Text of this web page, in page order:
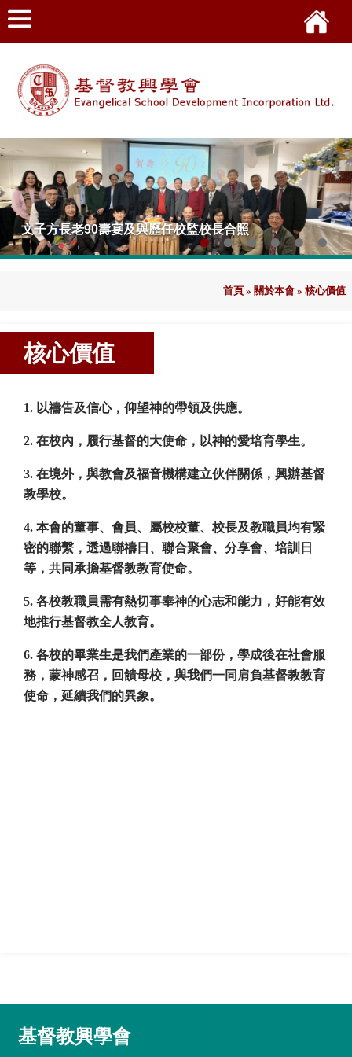
首頁 » 關於本會 » 核心價值
核心價值
1. 以禱告及信心，仰望神的帶領及供應。
2. 在校內，履行基督的大使命，以神的愛培育學生。
3. 在境外，與教會及福音機構建立伙伴關係，興辦基督
教學校。
4. 本會的董事、會員、屬校校董、校長及教職員均有緊
密的聯繫，透過聯禱日、聯合聚會、分享會、培訓日
等，共同承擔基督教教育使命。
5. 各校教職員需有熱切事奉神的心志和能力，好能有效
地推行基督教全人教育。
6. 各校的畢業生是我們產業的一部份，學成後在社會服
務，蒙神感召，回饋母校，與我們一同肩負基督教教育
使命，延續我們的異象。
基督教興學會